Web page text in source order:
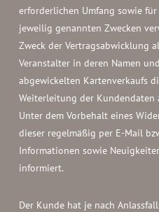
erforderlichen Umfang sowie
jeweilig genannten Zwecken
Zweck der Vertragsabwicklung
Veranstalter in deren Namen
abgewickelten Kartenverkaufs
Weiterleitung der Kundendaten
Unter dem Vorbehalt eines
dieser regelmäßig per E-Mail
Informationen sowie
informiert.
Der Kunde hat je nach